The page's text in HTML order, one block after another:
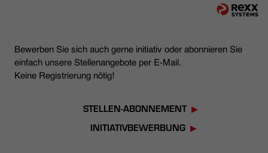
Bewerben Sie sich auch gerne initiativ oder abonnieren Sie
einfach unsere Stellenangebote per E-Mail.
Keine Registrierung nötig!
STELLEN-ABONNEMENT
INITIATIVBEWERBUNG